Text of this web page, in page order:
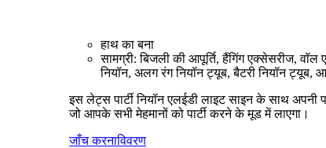
हाथ का बना
सामग्री: बिजली की आपूर्ति, हैंगिंग एक्सेसरीज,
नियॉन, अलग रंग नियॉन ट्यूब, बैटरी नियॉन ट्यूब,
इस लेट्स पार्टी नियॉन एलईडी लाइट साइन के साथ अपनी
जो आपके सभी मेहमानों को पार्टी करने के मूड में लाएगा।
जाँच करनाविवरण